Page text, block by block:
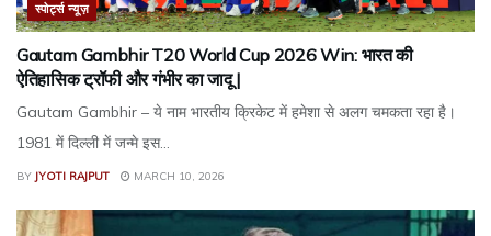
स्पोर्ट्स न्यूज़
Gautam Gambhir T20 World Cup 2026 Win: भारत की
ऐतिहासिक ट्रॉफी और गंभीर का जादू |
Gautam Gambhir – ये नाम भारतीय क्रिकेट में हमेशा से अलग चमकता रहा है।
1981 में दिल्ली में जन्मे इस...
BY JYOTI RAJPUT MARCH 10, 2026